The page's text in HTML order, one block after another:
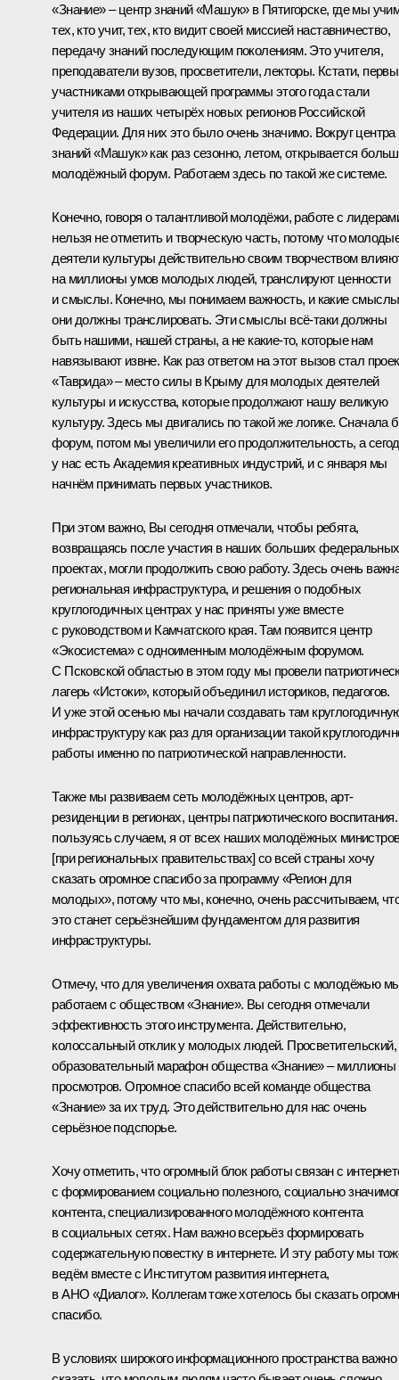
«Знание» – центр знаний «Машук» в Пятигорске, где мы
тех, кто учит, тех, кто видит своей миссией наставничество,
передачу знаний последующим поколениям. Это учителя,
преподаватели вузов, просветители, лекторы. Кстати,
участниками открывающей программы этого года стали
учителя из наших четырёх новых регионов Российской
Федерации. Для них это было очень значимо. Вокруг центра
знаний «Машук» как раз сезонно, летом, открывается
молодёжный форум. Работаем здесь по такой же системе.
Конечно, говоря о талантливой молодёжи, работе с
нельзя не отметить и творческую часть, потому что
деятели культуры действительно своим творчеством
на миллионы умов молодых людей, транслируют ценности
и смыслы. Конечно, мы понимаем важность, и какие смыслы
они должны транслировать. Эти смыслы всё-таки должны
быть нашими, нашей страны, а не какие-то, которые нам
навязывают извне. Как раз ответом на этот вызов стал
«Таврида» – место силы в Крыму для молодых деятелей
культуры и искусства, которые продолжают нашу великую
культуру. Здесь мы двигались по такой же логике. Сначала
форум, потом мы увеличили его продолжительность, а
у нас есть Академия креативных индустрий, и с января мы
начнём принимать первых участников.
При этом важно, Вы сегодня отмечали, чтобы ребята,
возвращаясь после участия в наших больших федеральных
проектах, могли продолжить свою работу. Здесь очень
региональная инфраструктура, и решения о подобных
круглогодичных центрах у нас приняты уже вместе
с руководством и Камчатского края. Там появится центр
«Экосистема» с одноименным молодёжным форумом.
С Псковской областью в этом году мы провели
лагерь «Истоки», который объединил историков, педагогов.
И уже этой осенью мы начали создавать там
инфраструктуру как раз для организации такой
работы именно по патриотической направленности.
Также мы развиваем сеть молодёжных центров, арт-
резиденции в регионах, центры патриотического
пользуясь случаем, я от всех наших молодёжных
[при региональных правительствах] со всей страны хочу
сказать огромное спасибо за программу «Регион для
молодых», потому что мы, конечно, очень рассчитываем,
это станет серьёзнейшим фундаментом для развития
инфраструктуры.
Отмечу, что для увеличения охвата работы с молодёжью
работаем с обществом «Знание». Вы сегодня отмечали
эффективность этого инструмента. Действительно,
колоссальный отклик у молодых людей. Просветительский,
образовательный марафон общества «Знание» – миллионы
просмотров. Огромное спасибо всей команде общества
«Знание» за их труд. Это действительно для нас очень
серьёзное подспорье.
Хочу отметить, что огромный блок работы связан с
с формированием социально полезного, социально
контента, специализированного молодёжного контента
в социальных сетях. Нам важно всерьёз формировать
содержательную повестку в интернете. И эту работу мы
ведём вместе с Институтом развития интернета,
в АНО «Диалог». Коллегам тоже хотелось бы сказать
спасибо.
В условиях широкого информационного пространства важно